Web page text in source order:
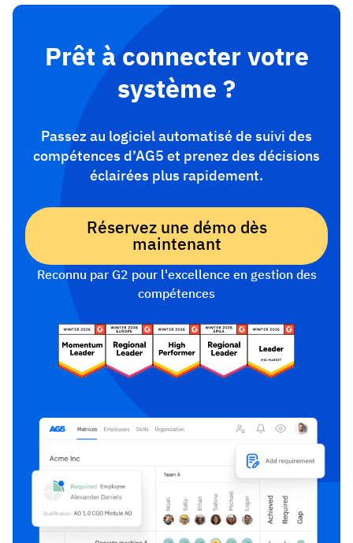
Prêt à connecter votre
système ?
Passez au logiciel automatisé de suivi des
compétences d’AG5 et prenez des décisions
éclairées plus rapidement.
Réservez une démo dès
maintenant
Reconnu par G2 pour l'excellence en gestion des
compétences